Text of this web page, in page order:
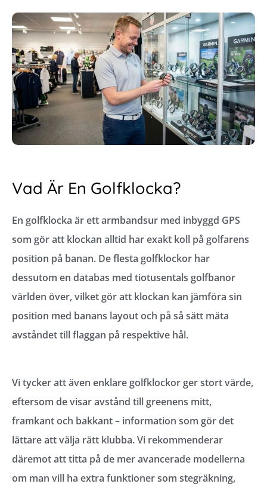
Vad Är En Golfklocka?
En golfklocka är ett armbandsur med inbyggd GPS
som gör att klockan alltid har exakt koll på golfarens
position på banan. De flesta golfklockor har
dessutom en databas med tiotusentals golfbanor
världen över, vilket gör att klockan kan jämföra sin
position med banans layout och på så sätt mäta
avståndet till flaggan på respektive hål.
Vi tycker att även enklare golfklockor ger stort värde,
eftersom de visar avstånd till greenens mitt,
framkant och bakkant – information som gör det
lättare att välja rätt klubba. Vi rekommenderar
däremot att titta på de mer avancerade modellerna
om man vill ha extra funktioner som stegräkning,